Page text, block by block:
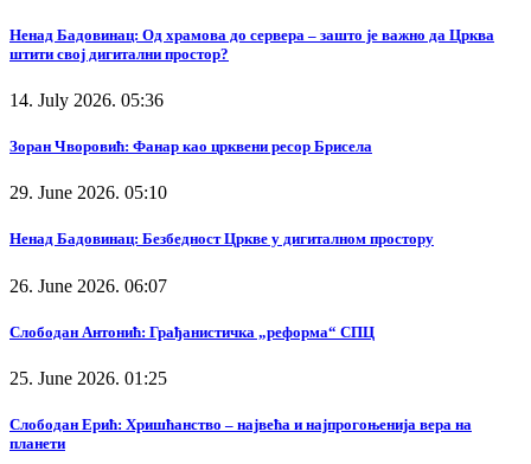
Ненад Бадовинац: Од храмова до сервера – зашто је важно да Црква
штити свој дигитални простор?
14. July 2026. 05:36
Зоран Чворовић: Фанар као црквени ресор Брисела
29. June 2026. 05:10
Ненад Бадовинац: Безбедност Цркве у дигиталном простору
26. June 2026. 06:07
Слободан Антонић: Грађанистичка „реформа“ СПЦ
25. June 2026. 01:25
Слободан Ерић: Хришћанство – највећа и најпрогоњенија вера на
планети